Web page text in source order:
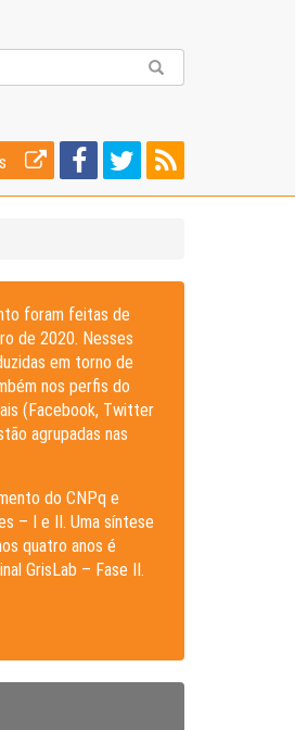
foram feitas de
de 2020. Nesses
em torno de
nos perfis do
(Facebook, Twitter
agrupadas nas
do CNPq e
– I e II. Uma síntese
quatro anos é
GrisLab – Fase II.